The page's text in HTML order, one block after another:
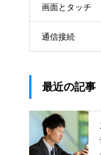
画面とタッチ
通信接続
最近の記事